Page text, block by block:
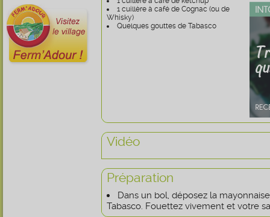
1 cuillère à café de Cognac (ou de
Whisky)
Quelques gouttes de Tabasco
Vidéo
Préparation
Dans un bol, déposez la
Tabasco. Fouettez vivement et votre